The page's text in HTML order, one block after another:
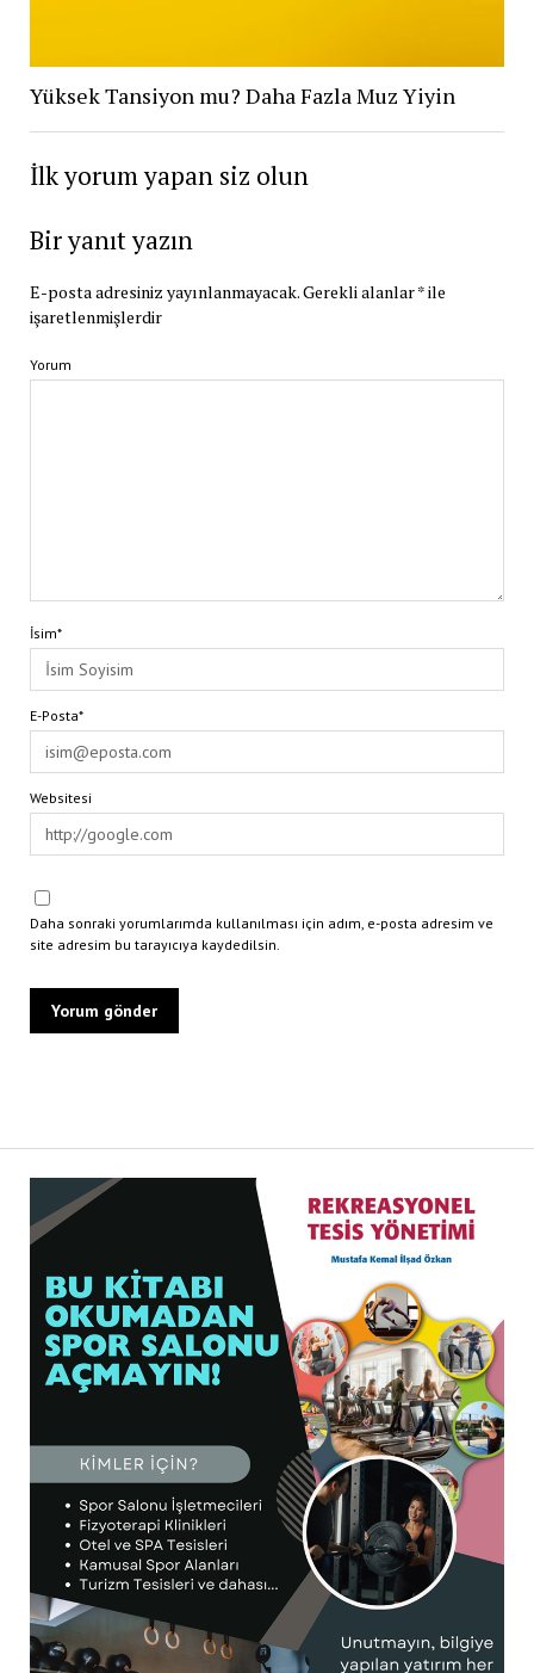
Yüksek Tansiyon mu? Daha Fazla Muz Yiyin
İlk yorum yapan siz olun
Bir yanıt yazın
E-posta adresiniz yayınlanmayacak.Gerekli alanlar*ile
işaretlenmişlerdir
Yorum
İsim*
E-Posta*
Websitesi
Daha sonraki yorumlarımda kullanılması için adım, e-posta adresim ve
site adresim bu tarayıcıya kaydedilsin.